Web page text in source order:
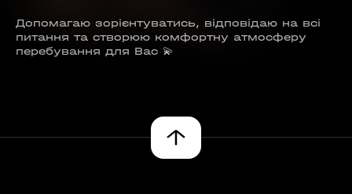
Допомагаю зорієнтуватись, відповідаю на всі
питання та створюю комфортну атмосферу
перебування для Вас 💫